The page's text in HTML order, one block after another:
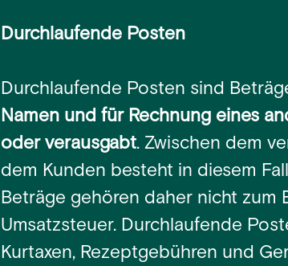
Durchlaufende Posten
Durchlaufende Posten sind
Namen und für Rechnung eines
oder verausgabt. Zwischen dem
dem Kunden besteht in diesem
Beträge gehören daher nicht
Umsatzsteuer. Durchlaufende
Kurtaxen, Rezeptgebühren und